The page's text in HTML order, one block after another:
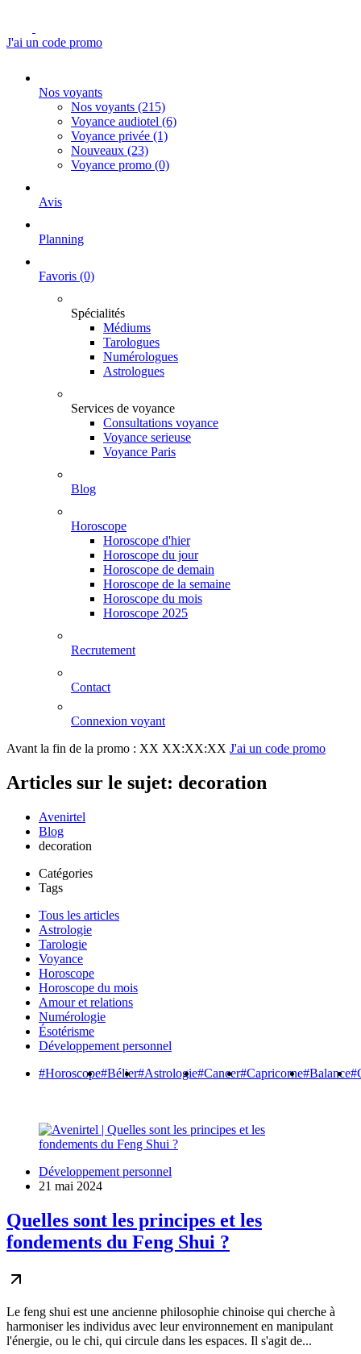
J'ai un code promo
Nos voyants
Nos voyants (215)
Voyance audiotel (6)
Voyance privée (1)
Nouveaux (23)
Voyance promo (0)
Avis
Planning
Favoris (0)
Spécialités
Médiums
Tarologues
Numérologues
Astrologues
Services de voyance
Consultations voyance
Voyance serieuse
Voyance Paris
Blog
Horoscope
Horoscope d'hier
Horoscope du jour
Horoscope de demain
Horoscope de la semaine
Horoscope du mois
Horoscope 2025
Recrutement
Contact
Connexion voyant
Avant la fin de la promo : XX XX:XX:XX J'ai un code promo
Articles sur le sujet: decoration
Avenirtel
Blog
decoration
Catégories
Tags
Tous les articles
Astrologie
Tarologie
Voyance
Horoscope
Horoscope du mois
Amour et relations
Numérologie
Ésotérisme
Développement personnel
#Horoscope#Bélier#Astrologie#Cancer#Capricorne#Balance
Développement personnel
21 mai 2024
Quelles sont les principes et les
fondements du Feng Shui ?
Le feng shui est une ancienne philosophie chinoise qui cherche à
harmoniser les individus avec leur environnement en manipulant
l'énergie, ou le chi, qui circule dans les espaces. Il s'agit de...